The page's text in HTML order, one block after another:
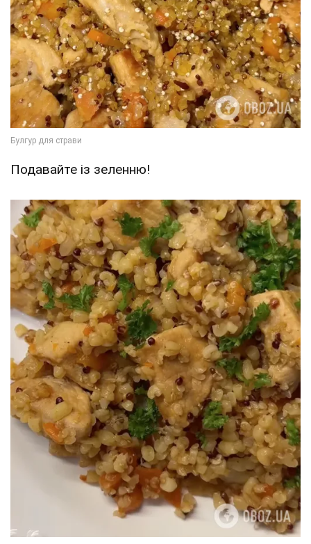
Подавайте із зеленню!